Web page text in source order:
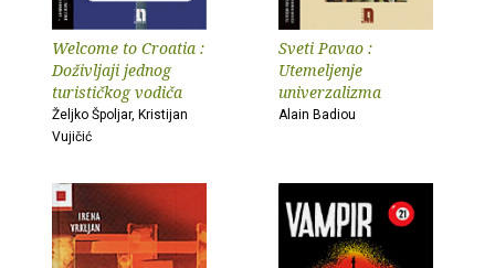
Welcome to Croatia :
Doživljaji jednog
turističkog vodiča
Željko Špoljar, Kristijan
Vujičić
Sveti Pavao :
Utemeljenje
univerzalizma
Alain Badiou